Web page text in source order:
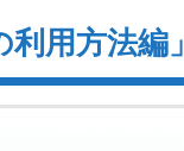
用方法編」